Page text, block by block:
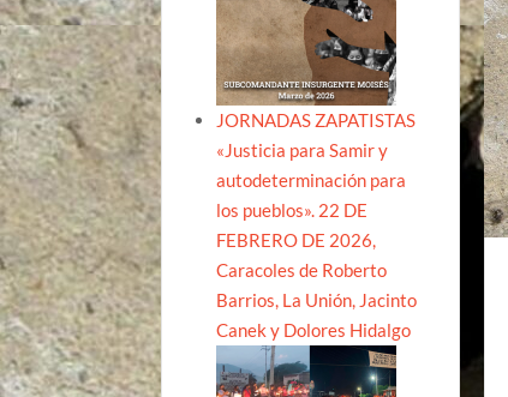
JORNADAS ZAPATISTAS
«Justicia para Samir y
autodeterminación para
los pueblos». 22 DE
FEBRERO DE 2026,
Caracoles de Roberto
Barrios, La Unión, Jacinto
Canek y Dolores Hidalgo